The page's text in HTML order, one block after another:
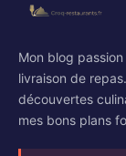
Mon blog
livraison de
découvertes
mes bons plans